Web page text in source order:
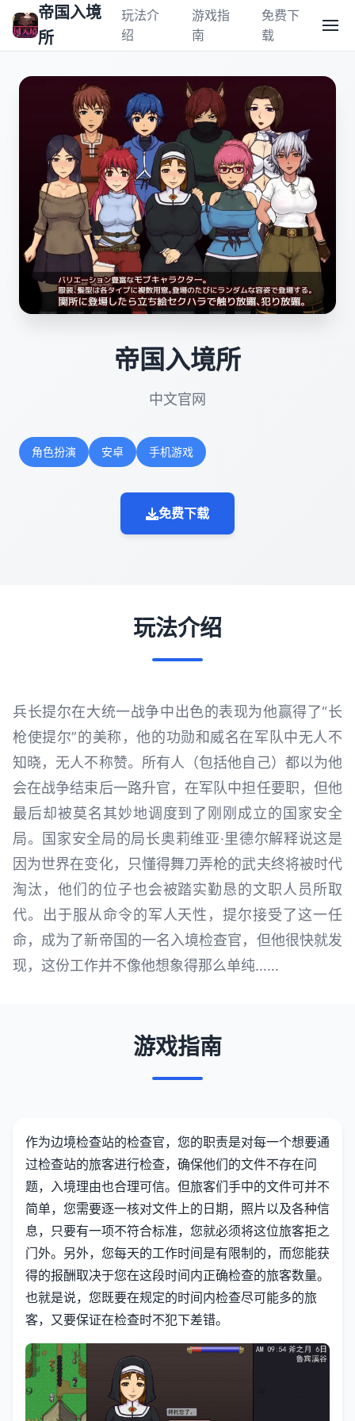
帝国入境
所
玩法介
绍
游戏指
南
免费下
载
帝国入境所
中文官网
角色扮演 安卓 手机游戏
免费下载
玩法介绍
兵长提尔在大统一战争中出色的表现为他赢得了“长
枪使提尔”的美称，他的功勋和威名在军队中无人不
知晓，无人不称赞。所有人（包括他自己）都以为他
会在战争结束后一路升官，在军队中担任要职，但他
最后却被莫名其妙地调度到了刚刚成立的国家安全
局。国家安全局的局长奥莉维亚·里德尔解释说这是
因为世界在变化，只懂得舞刀弄枪的武夫终将被时代
淘汰，他们的位子也会被踏实勤恳的文职人员所取
代。出于服从命令的军人天性，提尔接受了这一任
命，成为了新帝国的一名入境检查官，但他很快就发
现，这份工作并不像他想象得那么单纯……
游戏指南
作为边境检查站的检查官，您的职责是对每一个想要通
过检查站的旅客进行检查，确保他们的文件不存在问
题，入境理由也合理可信。但旅客们手中的文件可并不
简单，您需要逐一核对文件上的日期，照片以及各种信
息，只要有一项不符合标准，您就必须将这位旅客拒之
门外。另外，您每天的工作时间是有限制的，而您能获
得的报酬取决于您在这段时间内正确检查的旅客数量。
也就是说，您既要在规定的时间内检查尽可能多的旅
客，又要保证在检查时不犯下差错。